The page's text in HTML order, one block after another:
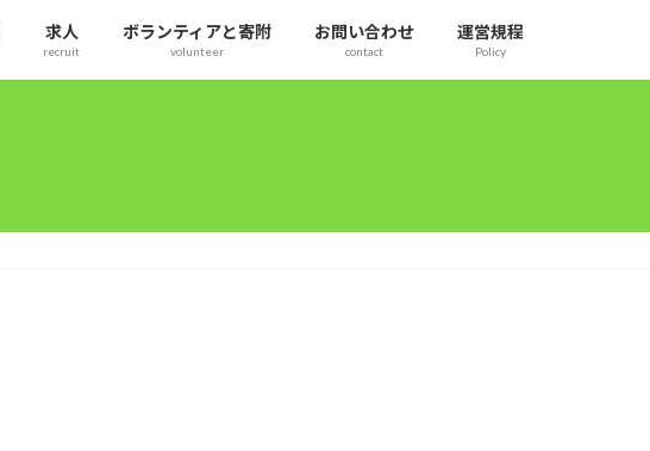
求人
recruit
ボランティアと寄附
volunteer
お問い合わせ
contact
運営規程
Policy